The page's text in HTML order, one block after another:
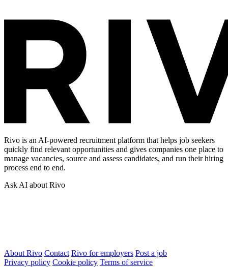
Rivo is an AI-powered recruitment platform that helps job seekers
quickly find relevant opportunities and gives companies one place to
manage vacancies, source and assess candidates, and run their hiring
process end to end.
Ask AI about Rivo
About Rivo Contact Rivo for employers Post a job
Privacy policy Cookie policy Terms of service